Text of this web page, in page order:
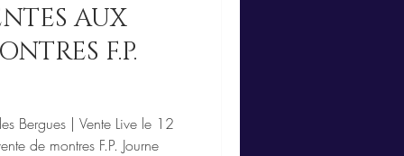
AUX
F.P.
Bergues | Vente Live le 12
de montres F.P. Journe